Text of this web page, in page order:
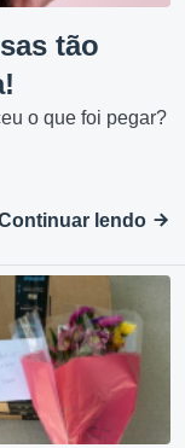
tão
o que foi pegar?
lendo